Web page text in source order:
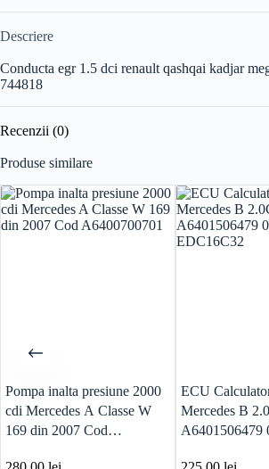
Descriere
Conducta egr 1.5 dci renault qashqai kadjar
744818
Recenzii (0)
Produse similare
Pompa inalta presiune 2000
cdi Mercedes A Classe W
169 din 2007 Cod
ECU
Mercedes B
A6401506479